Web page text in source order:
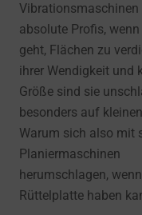
Vibrationsmaschinen
absolute Profis,
geht, Flächen zu
ihrer Wendigkeit und
Größe sind sie
besonders auf
Warum sich also mit
Planiermaschinen
herumschlagen,
Rüttelplatte haben